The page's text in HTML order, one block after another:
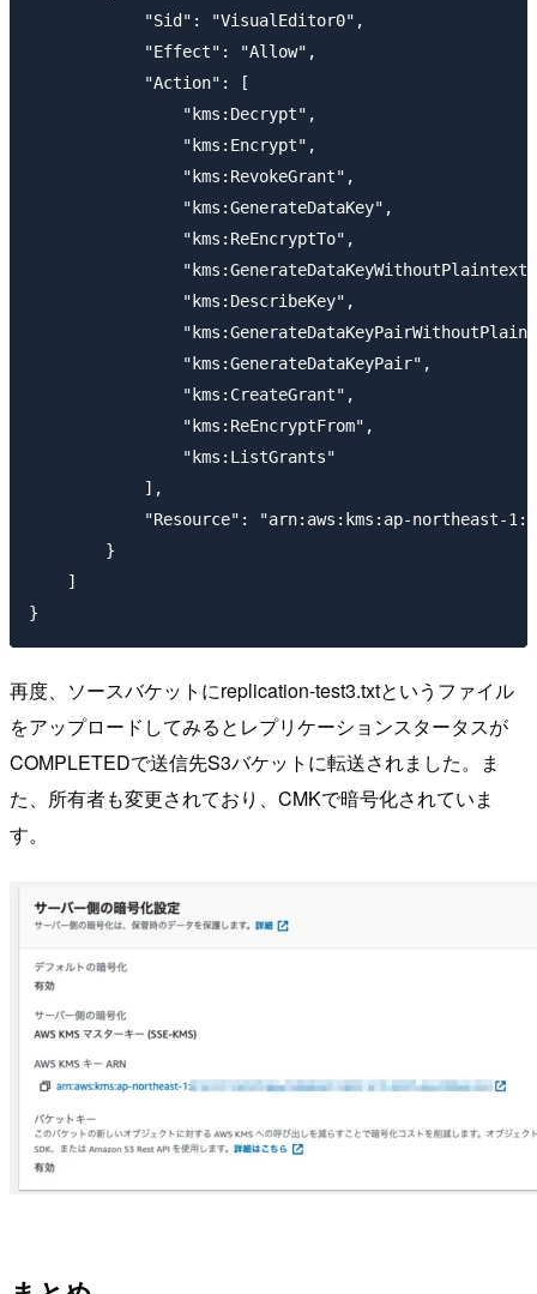
            "Sid": "VisualEditor0",
            "Effect": "Allow",
            "Action": [
                "kms:Decrypt",
                "kms:Encrypt",
                "kms:RevokeGrant",
                "kms:GenerateDataKey",
                "kms:ReEncryptTo",
                "kms:DescribeKey",
                "kms:GenerateDataKeyPair",
                "kms:CreateGrant",
                "kms:ReEncryptFrom",
                "kms:ListGrants"
            ],
"Resource": "arn:aws:kms:ap-northeast-1:
        }
    ]
再度、ソースバケットにreplication-test3.txtというファイル
をアップロードしてみるとレプリケーションスタータスが
COMPLETEDで送信先S3バケットに転送されました。ま
た、所有者も変更されており、CMKで暗号化されていま
す。